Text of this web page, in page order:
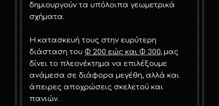
δημιουργούν τα υπόλοιπα γεωμετρικά
σχήματα.
Η κατασκευή τους στην ευρύτερη
διάσταση τουΦ 200 εώς και Φ 300, μας
δίνει το πλεονέκτημα να επιλέξουμε
ανάμεσα σε διάφορα μεγέθη, αλλά και
άπειρες αποχρώσεις σκελετού και
πανιών.